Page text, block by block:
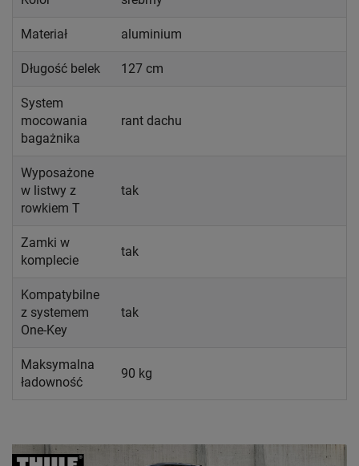
Materiał aluminium
Długość belek 127 cm
System
mocowania
bagażnika
rant dachu
Wyposażone
w listwy z
rowkiem T
tak
Zamki w
komplecie
tak
Kompatybilne
z systemem
One-Key
tak
Maksymalna
ładowność
90 kg